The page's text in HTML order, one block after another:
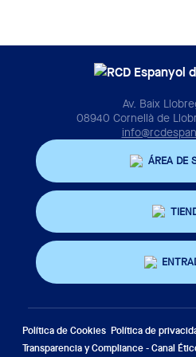
Av. Baix
08940 Cornellà de
ÁREA DE
Política de Cookies Política de
Transparencia y Compliance - Canal